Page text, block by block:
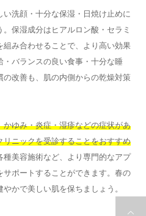
洗顔・十分な保湿・日焼け止めに
保湿成分はヒアルロン酸・セラミ
組み合わせることで、より高い効果
バランスの良い食事・十分な睡
改善も、肌の内側からの乾燥対策
ゆみ・炎症・湿疹などの症状があ
ニックを受診することをおすすめ
種美容施術など、より専門的なアプ
サポートすることができます。春の
かで美しい肌を保ちましょう。